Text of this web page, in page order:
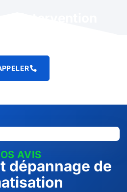
AVIS
dépannage de